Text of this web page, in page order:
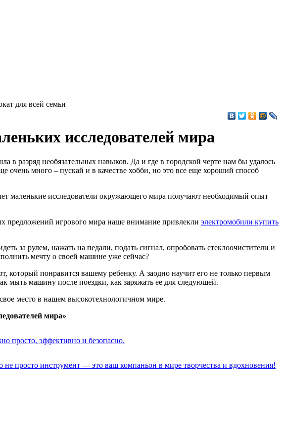
исследователей мира
в разряд необязательных навыков. Да и где в городской черте нам бы удалось
очень много – пускай и в качестве хобби, но это все еще хороший способ
маленькие исследователи окружающего мира получают необходимый опыт
предложений игрового мира наше внимание привлекли электромобили купить
за рулем, нажать на педали, подать сигнал, опробовать стеклоочистители и
мечту о своей машине уже сейчас?
который понравится вашему ребенку. А заодно научит его не только первым
мыть машину после поездки, как заряжать ее для следующей.
место в нашем высокотехнологичном мире.
мира»
просто, эффективно и безопасно.
просто инструмент — это ваш компаньон в мире творчества и вдохновения!